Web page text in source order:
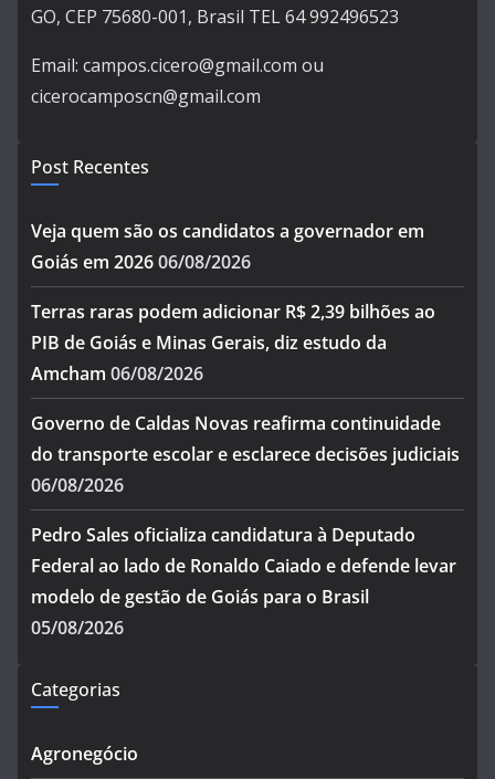
GO, CEP 75680-001, Brasil TEL 64 992496523
Email: campos.cicero@gmail.com ou
cicerocamposcn@gmail.com
Post Recentes
Veja quem são os candidatos a governador em
Goiás em 202606/08/2026
Terras raras podem adicionar R$ 2,39 bilhões ao
PIB de Goiás e Minas Gerais, diz estudo da
Amcham 06/08/2026
Governo de Caldas Novas reafirma continuidade
do transporte escolar e esclarece decisões judiciais
06/08/2026
Pedro Sales oficializa candidatura à Deputado
Federal ao lado de Ronaldo Caiado e defende levar
modelo de gestão de Goiás para o Brasil
05/08/2026
Categorias
Agronegócio